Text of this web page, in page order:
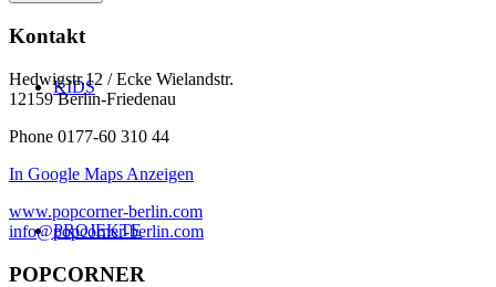
KIDS
PROJEKTE
Kontakt
Hedwigstr.12 / Ecke Wielandstr.
12159 Berlin-Friedenau
Phone 0177-60 310 44
In Google Maps Anzeigen
www.popcorner-berlin.com
info@popcorner-berlin.com
POPCORNER